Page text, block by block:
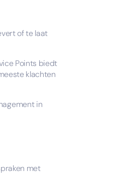
of te laat
Points biedt
klachten
in
met